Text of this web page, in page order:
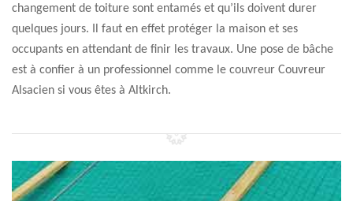
changement de toiture sont entamés et qu’ils doivent durer
quelques jours. Il faut en effet protéger la maison et ses
occupants en attendant de finir les travaux. Une pose de bâche
est à confier à un professionnel comme le couvreur Couvreur
Alsacien si vous êtes à Altkirch.